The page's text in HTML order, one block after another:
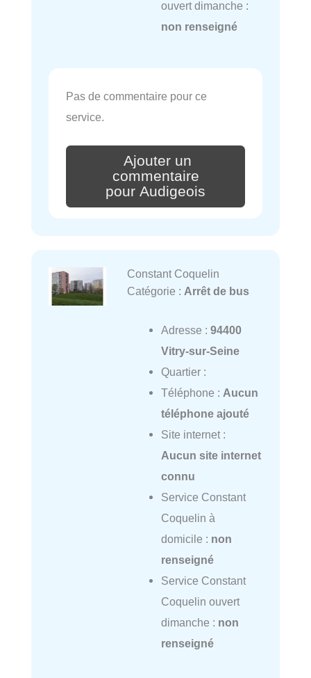
ouvert dimanche :
non renseigné
Pas de commentaire pour ce
service.
Ajouter un
commentaire
pour Audigeois
Constant Coquelin
Catégorie : Arrêt de bus
Adresse : 94400
Vitry-sur-Seine
Quartier :
Téléphone : Aucun
téléphone ajouté
Site internet :
Aucun site internet
connu
Service Constant
Coquelin à
domicile : non
renseigné
Service Constant
Coquelin ouvert
dimanche : non
renseigné